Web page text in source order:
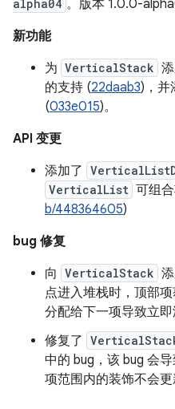
alpha04 。版本 1.0.0-
新功能
为 VerticalStack
的支持 (22daab3)，并
(033e015)。
API 变更
添加了
VerticalList 可组
b/448364605)
bug 修复
向 VerticalStack
点进入堆栈时，顶部
分配给下一项导致立
修复了
中的 bug，该 bug 会
项范围内的装饰不会